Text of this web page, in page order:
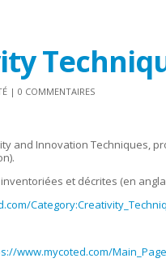
|0 COMMENTAIRES
and Innovation Techniques,
et décrites (en
www.mycoted.com/Main_Page